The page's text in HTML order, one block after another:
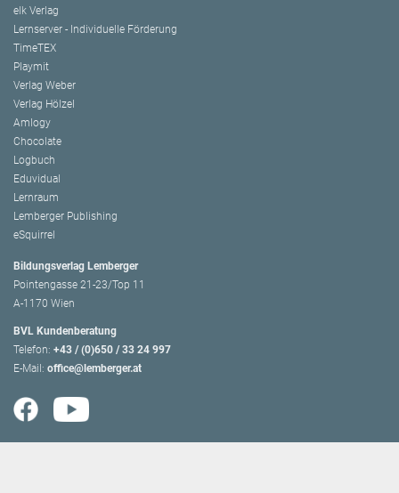
elk Verlag
Lernserver - Individuelle Förderung
TimeTEX
Playmit
Verlag Weber
Verlag Hölzel
Amlogy
Chocolate
Logbuch
Eduvidual
Lernraum
Lemberger Publishing
eSquirrel
Bildungsverlag Lemberger
Pointengasse 21-23/Top 11
A-1170 Wien
BVL Kundenberatung
Telefon: +43 / (0)650 / 33 24 997
E-Mail: office@lemberger.at